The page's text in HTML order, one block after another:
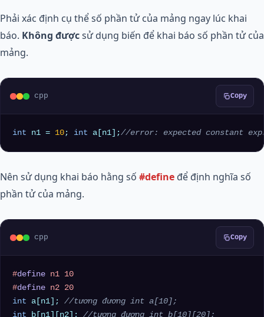
Phải xác định cụ thể số phần tử của mảng ngay lúc khai
báo. Không đượcsử dụng biến để khai báo số phần tử của
mảng.
cpp Copy
int n1 = 10; int a[n1];//error: expected constant
Nên sử dụng khai báo hằng số #define để định nghĩa số
phần tử của mảng.
cpp Copy
#define n1 10
#define n2 20
int a[n1]; //tương đương int a[10];
int b[n1][n2]; //tương đương int b[10][20];